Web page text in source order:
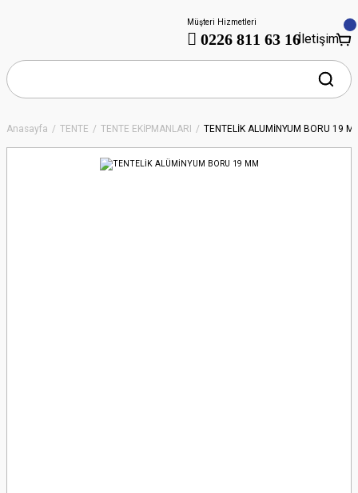
Müşteri Hizmetleri
0226 811 63 16İletişim
Anasayfa TENTE TENTE EKİPMANLARI TENTELİK ALÜMİNYUM BORU 19